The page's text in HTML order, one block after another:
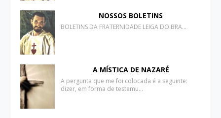
NOSSOS BOLETINS
BOLETINS DA FRATERNIDADE LEIGA DO BRA…
A MÍSTICA DE NAZARÉ
A pergunta que me foi colocada é a seguinte:
dizer, em forma de testemu…